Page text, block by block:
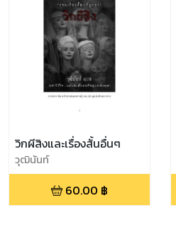
วิกผีสิงและเรื่องสั้นอื่นๆ
วุฒินันท์
60.00 ฿